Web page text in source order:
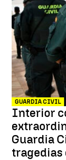
GUARDIA CIVIL
Interior
Guardia
tragedias